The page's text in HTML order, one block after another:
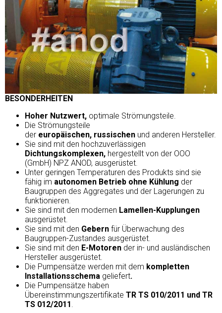
BESONDERHEITEN
Hoher Nutzwert, optimale Strömungsteile.
Die Strömungsteile
der europäischen, russischen und anderen Hersteller.
Sie sind mit den hochzuverlässigen
Dichtungskomplexen, hergestellt von der ООО
(GmbH) NPZ ANOD, ausgerüstet.
Unter geringen Temperaturen des Produkts sind sie
fähig im autonomen Betrieb ohne Kühlung der
Baugruppen des Aggregates und der Lagerungen zu
funktionieren.
Sie sind mit den modernen Lamellen-Kupplungen
ausgerüstet.
Sie sind mit den Gebern für Überwachung des
Baugruppen-Zustandes ausgerüstet.
Sie sind mit den E-Motoren der in- und ausländischen
Hersteller ausgerüstet.
Die Pumpensätze werden mit dem kompletten
Installationsschema geliefert.
Die Pumpensätze haben
Übereinstimmungszertifikate TR TS 010/2011 und TR
TS 012/2011